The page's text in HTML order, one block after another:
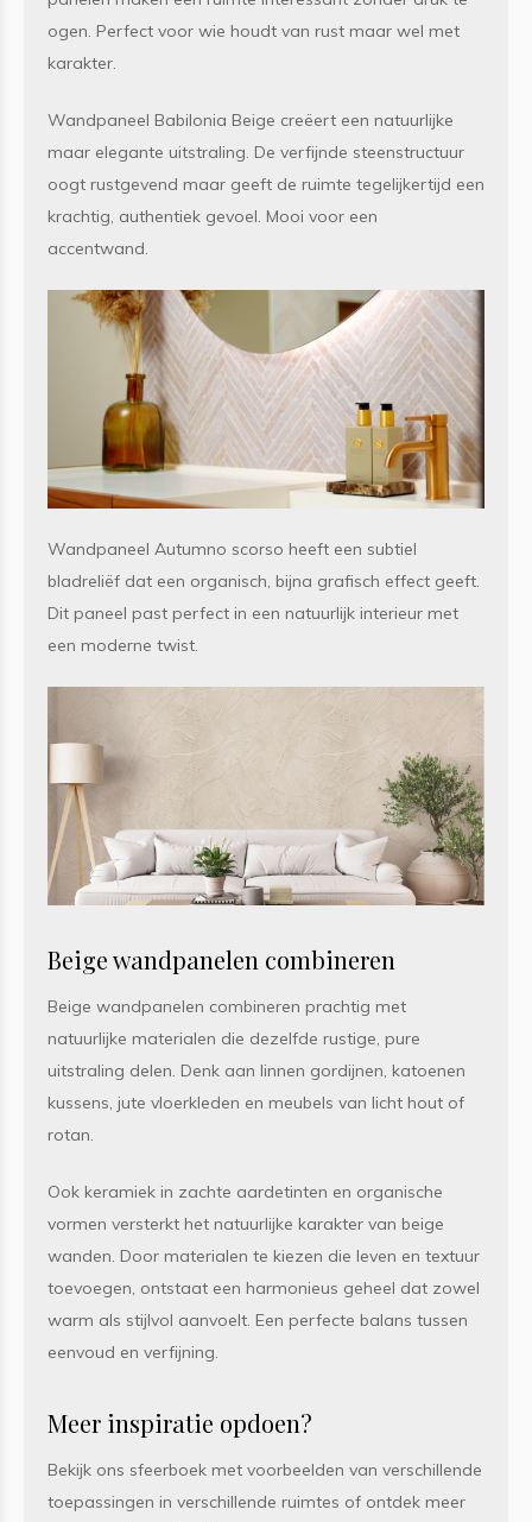
ogen. Perfect voor wie houdt van rust maar wel met
karakter.
Wandpaneel Babilonia Beige creëert een natuurlijke
maar elegante uitstraling. De verfijnde steenstructuur
oogt rustgevend maar geeft de ruimte tegelijkertijd een
krachtig, authentiek gevoel. Mooi voor een
accentwand.
Wandpaneel Autumno scorso heeft een subtiel
bladreliëf dat een organisch, bijna grafisch effect geeft.
Dit paneel past perfect in een natuurlijk interieur met
een moderne twist.
Beige wandpanelen combineren
Beige wandpanelen combineren prachtig met
natuurlijke materialen die dezelfde rustige, pure
uitstraling delen. Denk aan linnen gordijnen, katoenen
kussens, jute vloerkleden en meubels van licht hout of
rotan.
Ook keramiek in zachte aardetinten en organische
vormen versterkt het natuurlijke karakter van beige
wanden. Door materialen te kiezen die leven en textuur
toevoegen, ontstaat een harmonieus geheel dat zowel
warm als stijlvol aanvoelt. Een perfecte balans tussen
eenvoud en verfijning.
Meer inspiratie opdoen?
Bekijk ons sfeerboek met voorbeelden van verschillende
toepassingen in verschillende ruimtes of ontdek meer